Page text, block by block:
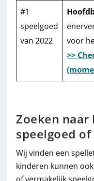
#1
speelgoed
van 2022
voor
>>
Zoeken naar
speelgoed of
Wij vinden een
kinderen kunnen
of vermakelijk